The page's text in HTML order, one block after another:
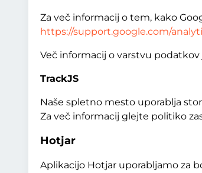
Za več informacij o tem, kako
https://support.google.com/
Več informacij o varstvu
TrackJS
Naše spletno mesto uporablja
Za več informacij glejte politiko
Hotjar
Aplikacijo Hotjar uporabljamo za